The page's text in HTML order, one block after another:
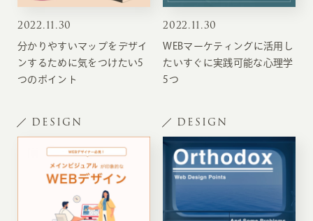
2022.11.30
分かりやすいマップをデザイ
ンするために気をつけたい5
つのポイント
2022.11.30
WEBマーケティングに活用し
たいすぐに実践可能な心理学
5つ
DESIGN DESIGN